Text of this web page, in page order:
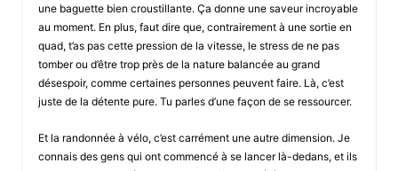
une baguette bien croustillante. Ça donne une saveur incroyable
au moment. En plus, faut dire que, contrairement à une sortie en
quad, t’as pas cette pression de la vitesse, le stress de ne pas
tomber ou d’être trop près de la nature balancée au grand
désespoir, comme certaines personnes peuvent faire. Là, c’est
juste de la détente pure. Tu parles d’une façon de se ressourcer.
Et la randonnée à vélo, c’est carrément une autre dimension. Je
connais des gens qui ont commencé à se lancer là-dedans, et ils